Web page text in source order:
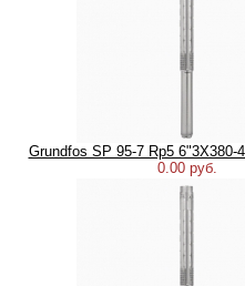
Grundfos SP 95-7 Rp5 6"3X380-
0.00 руб.